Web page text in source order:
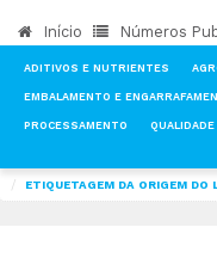
Início Números
ADITIVOS E NUTRIENTES
EMBALAMENTO E
PROCESSAMENTO
ETIQUETAGEM DA ORIGEM DO